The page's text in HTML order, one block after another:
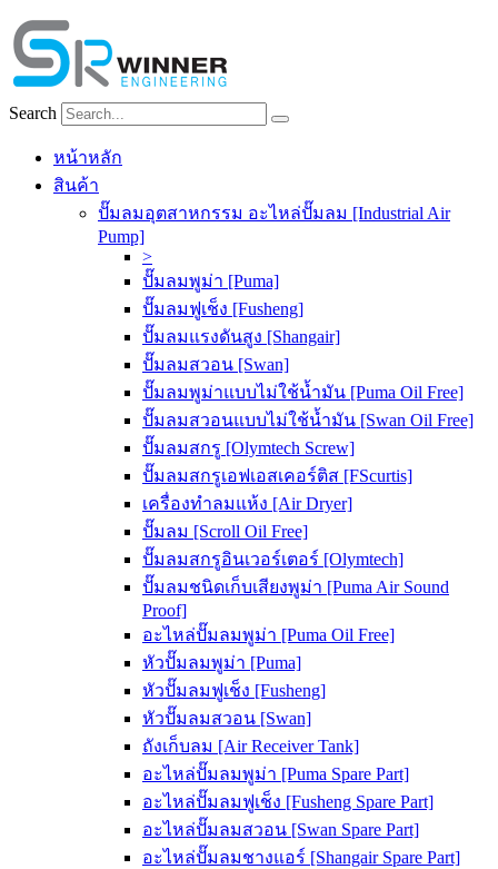
Skip
to
content
Search
หน้าหลัก
สินค้า
ปั๊มลมอุตสาหกรรม อะไหล่ปั๊มลม [Industrial Air
Pump]
>
ปั๊มลมพูม่า [Puma]
ปั๊มลมฟูเช็ง [Fusheng]
ปั๊มลมแรงดันสูง [Shangair]
ปั๊มลมสวอน [Swan]
ปั๊มลมพูม่าแบบไม่ใช้น้ำมัน [Puma Oil Free]
ปั๊มลมสวอนแบบไม่ใช้น้ำมัน [Swan Oil Free]
ปั๊มลมสกรู [Olymtech Screw]
ปั๊มลมสกรูเอฟเอสเคอร์ติส [FScurtis]
เครื่องทำลมแห้ง [Air Dryer]
ปั๊มลม [Scroll Oil Free]
ปั๊มลมสกรูอินเวอร์เตอร์ [Olymtech]
ปั๊มลมชนิดเก็บเสียงพูม่า [Puma Air Sound
Proof]
อะไหล่ปั๊มลมพูม่า [Puma Oil Free]
หัวปั๊มลมพูม่า [Puma]
หัวปั๊มลมฟูเช็ง [Fusheng]
หัวปั๊มลมสวอน [Swan]
ถังเก็บลม [Air Receiver Tank]
อะไหล่ปั๊มลมพูม่า [Puma Spare Part]
อะไหล่ปั๊มลมฟูเช็ง [Fusheng Spare Part]
อะไหล่ปั๊มลมสวอน [Swan Spare Part]
อะไหล่ปั๊มลมชางแอร์ [Shangair Spare Part]